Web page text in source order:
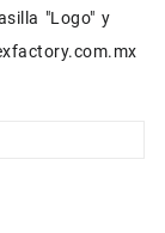
"Logo" y